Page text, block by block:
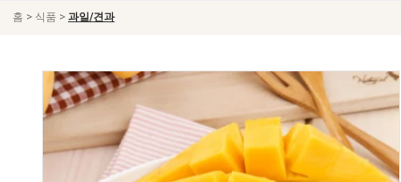
홈 > 식품 > 과일/견과